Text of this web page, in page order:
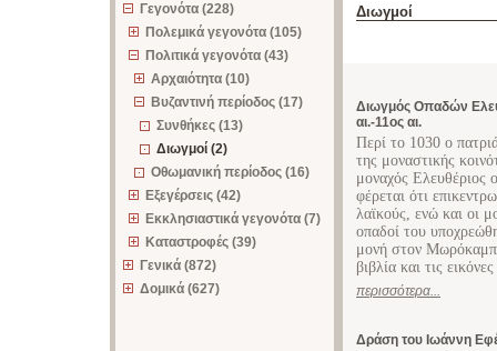
Γεγονότα (228)
Πολεμικά γεγονότα (105)
Πολιτικά γεγονότα (43)
Αρχαιότητα (10)
Βυζαντινή περίοδος (17)
Συνθήκες (13)
Διωγμοί (2)
Οθωμανική περίοδος (16)
Εξεγέρσεις (42)
Εκκλησιαστικά γεγονότα (7)
Καταστροφές (39)
Γενικά (872)
Δομικά (627)
Διωγμοί
Διωγμός Οπαδών
αι.-11ος αι.
Περί το 1030 ο
της μοναστικής
μοναχός Ελευθέριος
φέρεται ότι
λαϊκούς, ενώ και οι
οπαδοί του
μονή στον
βιβλία και τις
περισσότερα...
Δράση του Ιωάννη